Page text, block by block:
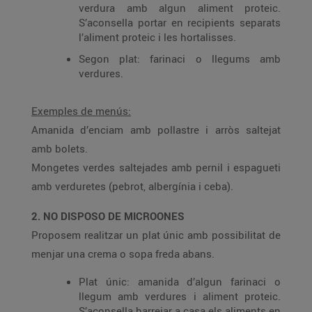
verdura amb algun aliment proteic.
S’aconsella portar en recipients separats
l’aliment proteic i les hortalisses.
Segon plat: farinaci o llegums amb
verdures.
Exemples de menús:
Amanida d’enciam amb pollastre i arròs saltejat
amb bolets.
Mongetes verdes saltejades amb pernil i espagueti
amb verduretes (pebrot, albergínia i ceba).
2. NO DISPOSO DE MICROONES
Proposem realitzar un plat únic amb possibilitat de
menjar una crema o sopa freda abans.
Plat únic: amanida d’algun farinaci o
llegum amb verdures i aliment proteic.